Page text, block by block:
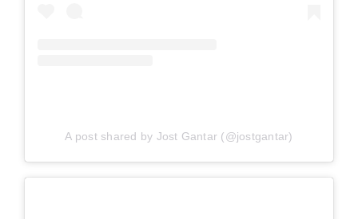
A post shared by Jost Gantar (@jostgantar)